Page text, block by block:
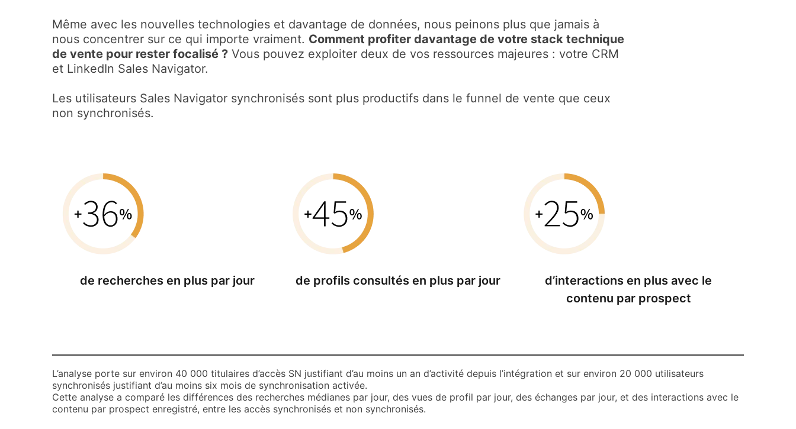
Même avec les nouvelles technologies et davantage de données, nous peinons plus que jamais à
nous concentrer sur ce qui importe vraiment. Comment profiter davantage de votre stack technique
de vente pour rester focalisé ? Vous pouvez exploiter deux de vos ressources majeures : votre CRM
et LinkedIn Sales Navigator.
Les utilisateurs Sales Navigator synchronisés sont plus productifs dans le funnel de vente que ceux
non synchronisés.
de recherches en plus par jour de profils consultés en plus par jour
d’interactions en plus avec le
contenu par prospect
L’analyse porte sur environ 40 000 titulaires d’accès SN justifiant d’au moins un an d’activité depuis l’intégration et sur environ 20 000 utilisateurs
synchronisés justifiant d’au moins six mois de synchronisation activée.​
Cette analyse a comparé les différences des recherches médianes par jour, des vues de profil par jour, des échanges par jour, et des interactions avec le
contenu par prospect enregistré, entre les accès synchronisés et non synchronisés. ​